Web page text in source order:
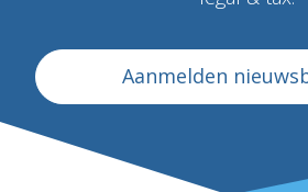
Aanmelden